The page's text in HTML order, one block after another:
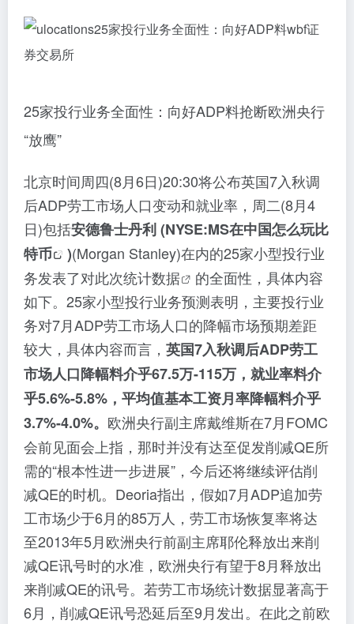
25家投行业务全面性：向好ADP料抢断欧洲央行
“放鹰”
北京时间周四(8月6日)20:30将公布英国7入秋调
后ADP劳工市场人口变动和就业率，周二(8月4
日)包括安德鲁士丹利 (NYSE:MS在中国怎么玩比
特币
)(Morgan Stanley)在内的25家小型投行业
务发表了对此次统计数据
的全面性，具体内容
如下。25家小型投行业务预测表明，主要投行业
务对7月ADP劳工市场人口的降幅市场预期差距
较大，具体内容而言， 英国7入秋调后ADP劳工
市场人口降幅料介乎67.5万-115万，就业率料介
乎5.6%-5.8%，平均值基本工资月率降幅料介乎
3.7%-4.0%。 欧洲央行副主席戴维斯在7月FOMC
会前见面会上指，那时并没有达至促发削减QE所
需的“根本性进一步进展”，今后还将继续评估削
减QE的时机。Deoria指出，假如7月ADP追加劳
工市场少于6月的85万人，劳工市场恢复率将达
至2013年5月欧洲央行前副主席耶伦释放出来削
减QE讯号时的水准，欧洲央行有望于8月释放出
来削减QE的讯号。若劳工市场统计数据显著高于
6月，削减QE讯号恐延后至9月发出。在此之前欧